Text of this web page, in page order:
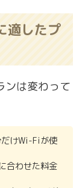
適したプ
ンは変わって
だけWi-Fiが使
合わせた料金